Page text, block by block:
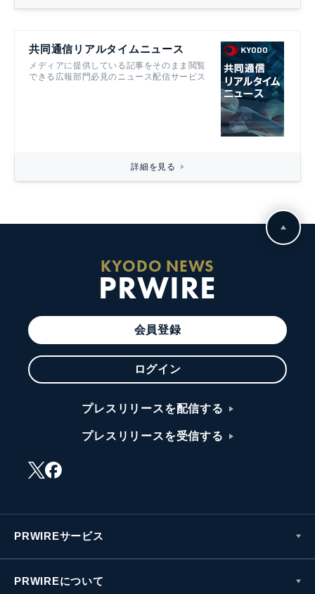
共同通信リアルタイムニュース
メディアに提供している記事をそのまま閲覧
できる広報部門必見のニュース配信サービス
詳細を見る
KYODO NEWS
PRWIRE
会員登録
ログイン
プレスリリースを配信する
プレスリリースを受信する
PRWIREサービス
PRWIREについて